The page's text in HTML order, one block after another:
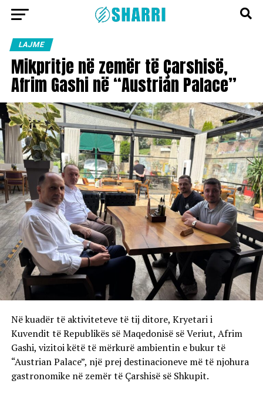
LAJME
Mikpritje në zemër të Çarshisë,
Afrim Gashi në “Austrian Palace”
Në kuadër të aktiviteteve të tij ditore, Kryetari i
Kuvendit të Republikës së Maqedonisë së Veriut, Afrim
Gashi, vizitoi këtë të mërkurë ambientin e bukur të
“Austrian Palace”, një prej destinacioneve më të njohura
gastronomike në zemër të Çarshisë së Shkupit.